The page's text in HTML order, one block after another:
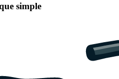
simple